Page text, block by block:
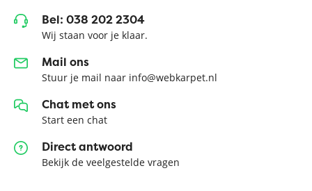
Bel: 038 202 2304
Wij staan voor je klaar.
Mail ons
Stuur je mail naar info@webkarpet.nl
Chat met ons
Start een chat
Direct antwoord
Bekijk de veelgestelde vragen